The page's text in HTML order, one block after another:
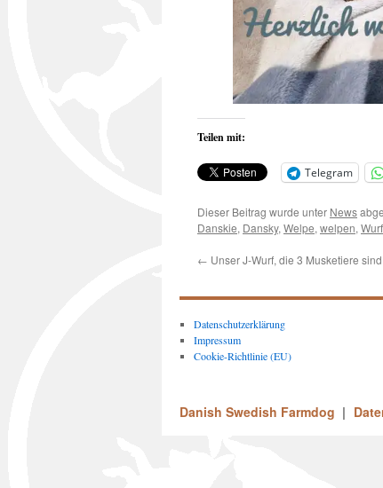
Teilen mit:
Telegram
Dieser Beitrag wurde unter News
Danskie, Dansky, Welpe, welpen, Wurf
← Unser J-Wurf, die 3 Musketiere
Datenschutzerklärung
Impressum
Cookie-Richtlinie (EU)
Danish Swedish Farmdog